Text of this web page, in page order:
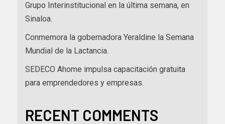
Grupo Interinstitucional en la última semana, en
Sinaloa.
Conmemora la gobernadora Yeraldine la Semana
Mundial de la Lactancia.
SEDECO Ahome impulsa capacitación gratuita
para emprendedores y empresas.
RECENT COMMENTS